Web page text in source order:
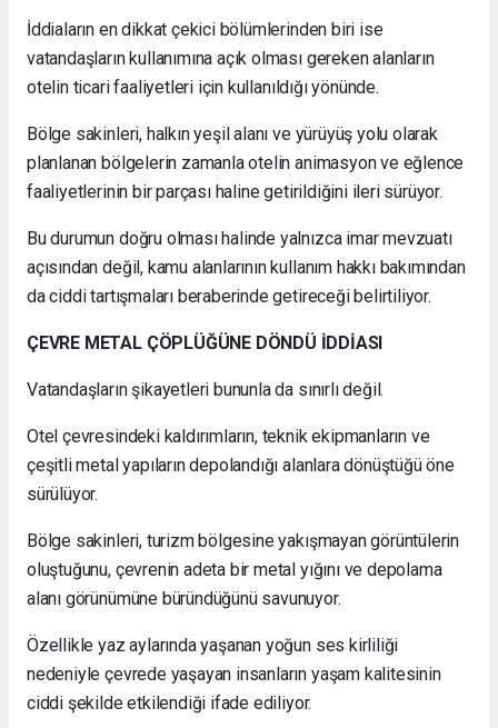
İddiaların en dikkat çekici bölümlerinden biri ise
vatandaşların kullanımına açık olması gereken alanların
otelin ticari faaliyetleri için kullanıldığı yönünde.
Bölge sakinleri, halkın yeşil alanı ve yürüyüş yolu olarak
planlanan bölgelerin zamanla otelin animasyon ve eğlence
faaliyetlerinin bir parçası haline getirildiğini ileri sürüyor.
Bu durumun doğru olması halinde yalnızca imar mevzuatı
açısından değil, kamu alanlarının kullanım hakkı bakımından
da ciddi tartışmaları beraberinde getireceği belirtiliyor.
ÇEVRE METAL ÇÖPLÜĞÜNE DÖNDÜ İDDİASI
Vatandaşların şikayetleri bununla da sınırlı değil.
Otel çevresindeki kaldırımların, teknik ekipmanların ve
çeşitli metal yapıların depolandığı alanlara dönüştüğü öne
sürülüyor.
Bölge sakinleri, turizm bölgesine yakışmayan görüntülerin
oluştuğunu, çevrenin adeta bir metal yığını ve depolama
alanı görünümüne büründüğünü savunuyor.
Özellikle yaz aylarında yaşanan yoğun ses kirliliği
nedeniyle çevrede yaşayan insanların yaşam kalitesinin
ciddi şekilde etkilendiği ifade ediliyor.